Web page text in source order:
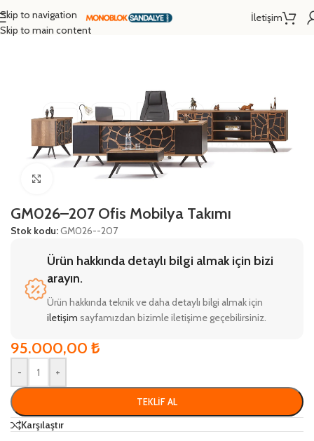
Skip to navigation
Skip to main content
İletişim
Ana Sayfa /Mobilyalar
Click to enlarge
GM026–207 Ofis Mobilya Takımı
Stok kodu:GM026--207
Ürün hakkında detaylı bilgi almak için bizi
arayın.
Ürün hakkında teknik ve daha detaylı bilgi almak için
iletişim sayfamızdan bizimle iletişime geçebilirsiniz.
95.000,00 ₺
- +
TEKLIF AL
Karşılaştır